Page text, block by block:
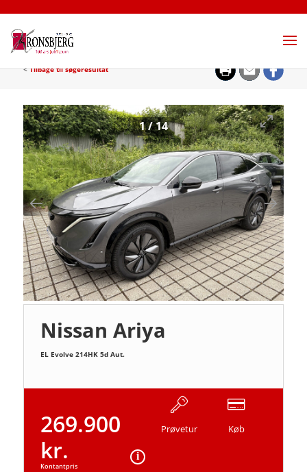
<Tilbage til søgeresultat
1/14
Nissan Ariya
EL Evolve 214HK 5d Aut.
269.900
kr.
Kontantpris
Prøvetur Køb